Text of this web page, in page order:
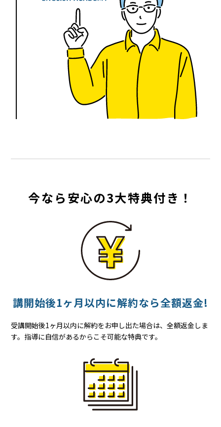
今なら安心の3大特典付き！
講開始後1ヶ月以内に解約なら全額返金!
受講開始後1ヶ月以内に解約をお申し出た場合は、全額返金しま
す。指導に自信があるからこそ可能な特典です。